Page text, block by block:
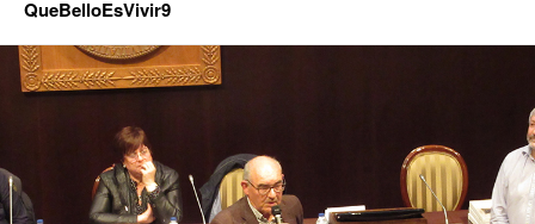
QueBelloEsVivir9